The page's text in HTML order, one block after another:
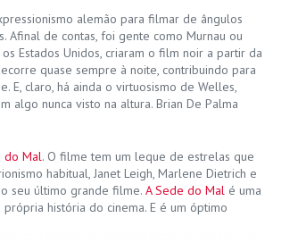
alemão para filmar de ângulos
de contas, foi gente como Murnau ou
Estados Unidos, criaram o film noir a partir da
quase sempre à noite, contribuindo para
E, claro, há ainda o virtuosismo de Welles,
algo nunca visto na altura. Brian De Palma
do Mal. O filme tem um leque de estrelas que
habitual, Janet Leigh, Marlene Dietrich e
seu último grande filme. A Sede do Mal é uma
história do cinema. E é um óptimo